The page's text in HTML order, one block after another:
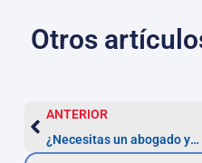
Otros
ANTERIOR
¿Necesitas un abogado ya? Conecta con Asesor.Legal